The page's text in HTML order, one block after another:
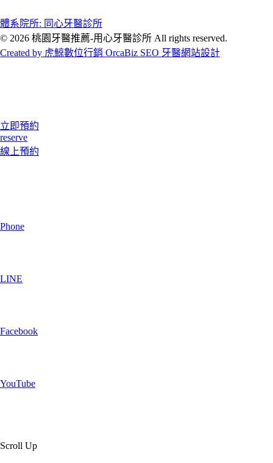
體系院所: 同心牙醫診所
© 2026 桃園牙醫推薦-用心牙醫診所 All rights reserved.
Created by 虎鯨數位行銷 OrcaBiz SEO 牙醫網站設計
立即預約
reserve
線上預約
Phone
LINE
Facebook
YouTube
Scroll Up